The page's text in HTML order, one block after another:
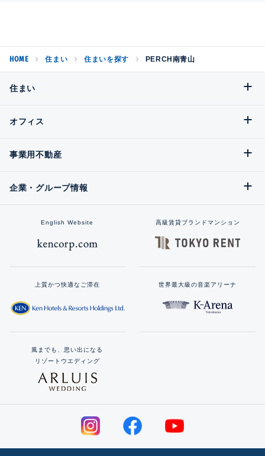
HOME 住まい 住まいを探す PERCH南青山
住まい
オフィス
事業用不動産
企業・グループ情報
English Website 高級賃貸ブランドマンション
上質かつ快適なご滞在 世界最大級の音楽アリーナ
風までも、思い出になる
リゾートウエディング